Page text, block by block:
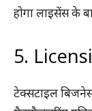
होगा लाइसेंस के
5.
टेक्सटाइल